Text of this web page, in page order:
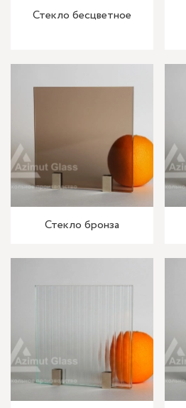
Стекло бесцветное
Стекло бронза